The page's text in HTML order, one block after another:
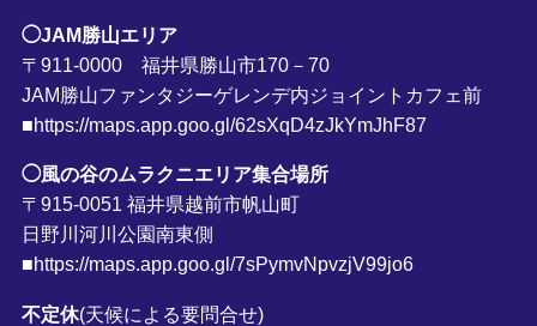
◯JAM勝山エリア
〒911-0000 福井県勝山市170－70
JAM勝山ファンタジーゲレンデ内ジョイントカフェ前
■https://maps.app.goo.gl/62sXqD4zJkYmJhF87
◯風の谷のムラクニエリア集合場所
〒915-0051 福井県越前市帆山町
日野川河川公園南東側
■https://maps.app.goo.gl/7sPymvNpvzjV99jo6
不定休(天候による要問合せ)